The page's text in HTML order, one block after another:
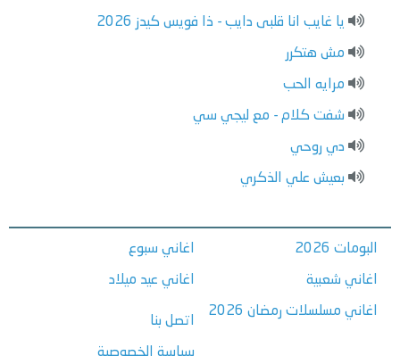
يا غايب انا قلبى دايب - ذا فويس كيدز 2026
مش هتكرر
مرايه الحب
شفت كلام - مع ليجي سي
دي روحي
بعيش علي الذكري
البومات 2026
اغاني شعبية
اغاني مسلسلات رمضان 2026
اغاني سبوع
اغاني عيد ميلاد
اتصل بنا
سياسة الخصوصية